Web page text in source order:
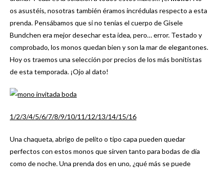
os asustéis, nosotras también éramos incrédulas respecto a esta
prenda. Pensábamos que si no tenías el cuerpo de Gisele
Bundchen era mejor desechar esta idea, pero… error. Testado y
comprobado, los monos quedan bien y son la mar de elegantones.
Hoy os traemos una selección por precios de los más bonitistas
de esta temporada. ¡Ojo al dato!
1/2/3/4/5/6/7/8/9/10/11/12/13/14/15/16
Una chaqueta, abrigo de pelito o tipo capa pueden quedar
perfectos con estos monos que sirven tanto para bodas de día
como de noche. Una prenda dos en uno, ¿qué más se puede